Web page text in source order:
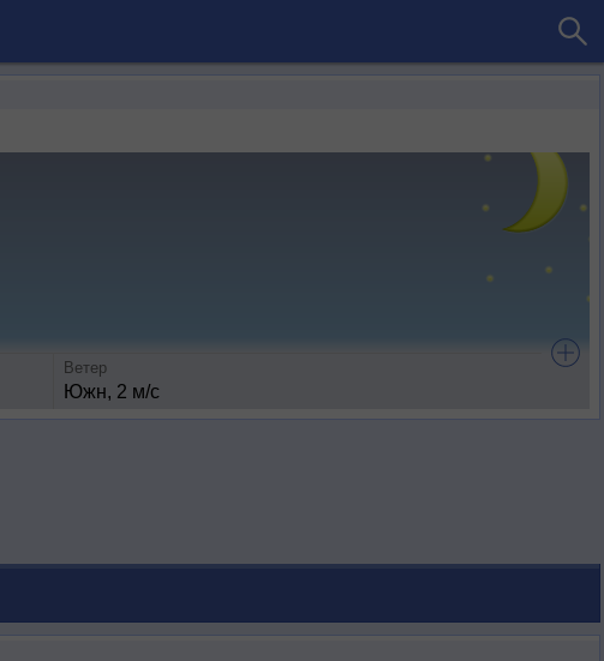
Ветер
Южн, 2 м/с